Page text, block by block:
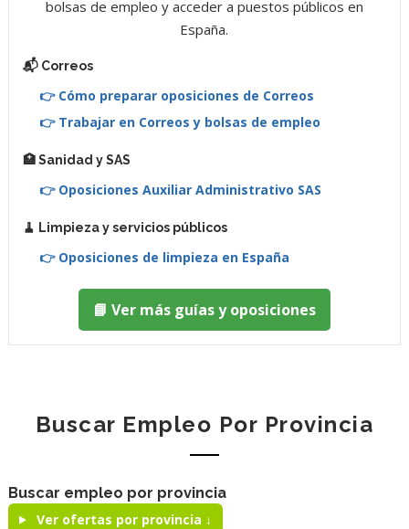
bolsas de empleo y acceder a puestos públicos en
España.
📬 Correos
👉 Cómo preparar oposiciones de Correos
👉 Trabajar en Correos y bolsas de empleo
🏥 Sanidad y SAS
👉 Oposiciones Auxiliar Administrativo SAS
🧹 Limpieza y servicios públicos
👉 Oposiciones de limpieza en España
📘 Ver más guías y oposiciones
Buscar Empleo Por Provincia
Buscar empleo por provincia
Ver ofertas por provincia ↓